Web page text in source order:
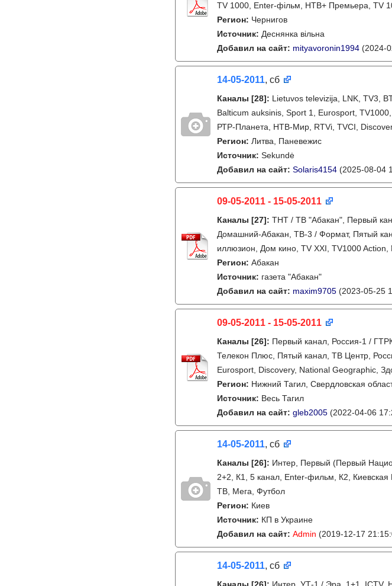
TV 1000, Enter-фiльм, НТВ+ Премьера, TV
Регион: Чернигов
Источник: Деснянка вiльна
Добавил на сайт: mityavoronin1994 (2024-
14-05-2011, сб
Каналы [28]: Lietuvos televizija, LNK, TV3,
Balticum auksinis, Sport 1, Eurosport,
РТР-Планета, НТВ-Мир, RTVi, TVCI,
Регион: Литва, Паневежис
Источник: Sekundė
Добавил на сайт: Solaris4154 (2025-08-04
09-05-2011 - 15-05-2011
Каналы [27]: ТНТ / ТВ "Абакан", Первый
Домашний-Абакан, ТВ-3 / Формат, Пятый
иллюзион, Дом кино, TV XXI, TV1000
Регион: Абакан
Источник: газета "Абакан"
Добавил на сайт: maxim9705 (2023-05-25
09-05-2011 - 15-05-2011
Каналы [26]: Первый канал, Россия-1 /
Телекон Плюс, Пятый канал, ТВ Центр,
Eurosport, Discovery, National Geographic,
Регион: Нижний Тагил, Свердловская
Источник: Весь Тагил
Добавил на сайт: gleb2005 (2022-04-06
14-05-2011, сб
Каналы [26]: Интер, Первый (Первый
2+2, К1, 5 канал, Enter-фильм, К2,
ТВ, Мега, Футбол
Регион: Киев
Источник: КП в Украине
Добавил на сайт: Admin (2019-12-17
14-05-2011, сб